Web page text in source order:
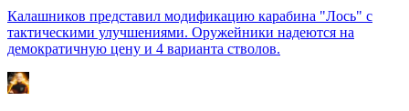
Калашников представил модификацию карабина "Лось" с
тактическими улучшениями. Оружейники надеются на
демократичную цену и 4 варианта стволов.